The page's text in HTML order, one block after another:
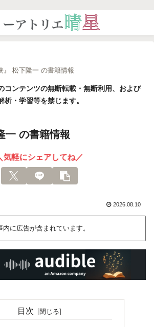
』 松下隆一 の書籍情報
コンテンツの無断転載・無断利用、および
・学習等を禁じます。
一 の書籍情報
気軽にシェアしてね／
2026.08.10
内に広告が含まれています。
目次